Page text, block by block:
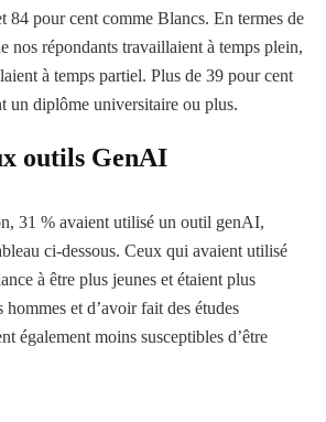
84 pour cent comme Blancs. En termes de
nos répondants travaillaient à temps plein,
à temps partiel. Plus de 39 pour cent
un diplôme universitaire ou plus.
outils GenAI
31 % avaient utilisé un outil genAI,
ci-dessous. Ceux qui avaient utilisé
à être plus jeunes et étaient plus
hommes et d’avoir fait des études
également moins susceptibles d’être